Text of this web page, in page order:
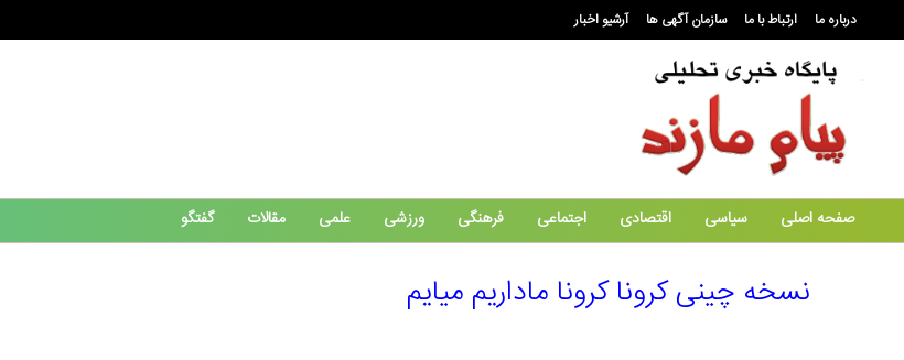
درباره ما ارتباط با ما سازمان آگهی ها آرشیو اخبار
صفحه اصلی سیاسی اقتصادی اجتماعی فرهنگی ورزشی علمی مقالات گفتگو
نسخه چینی کرونا کرونا ماداریم میایم